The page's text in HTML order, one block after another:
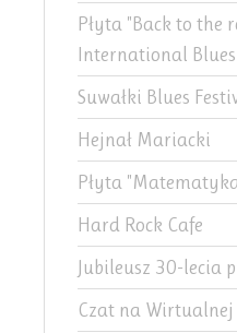
Płyta "Back to the
International
Suwałki Blues
Hejnał Mariacki
Płyta
Hard Rock Cafe
Jubileusz 30-lecia
Czat na Wirtualnej